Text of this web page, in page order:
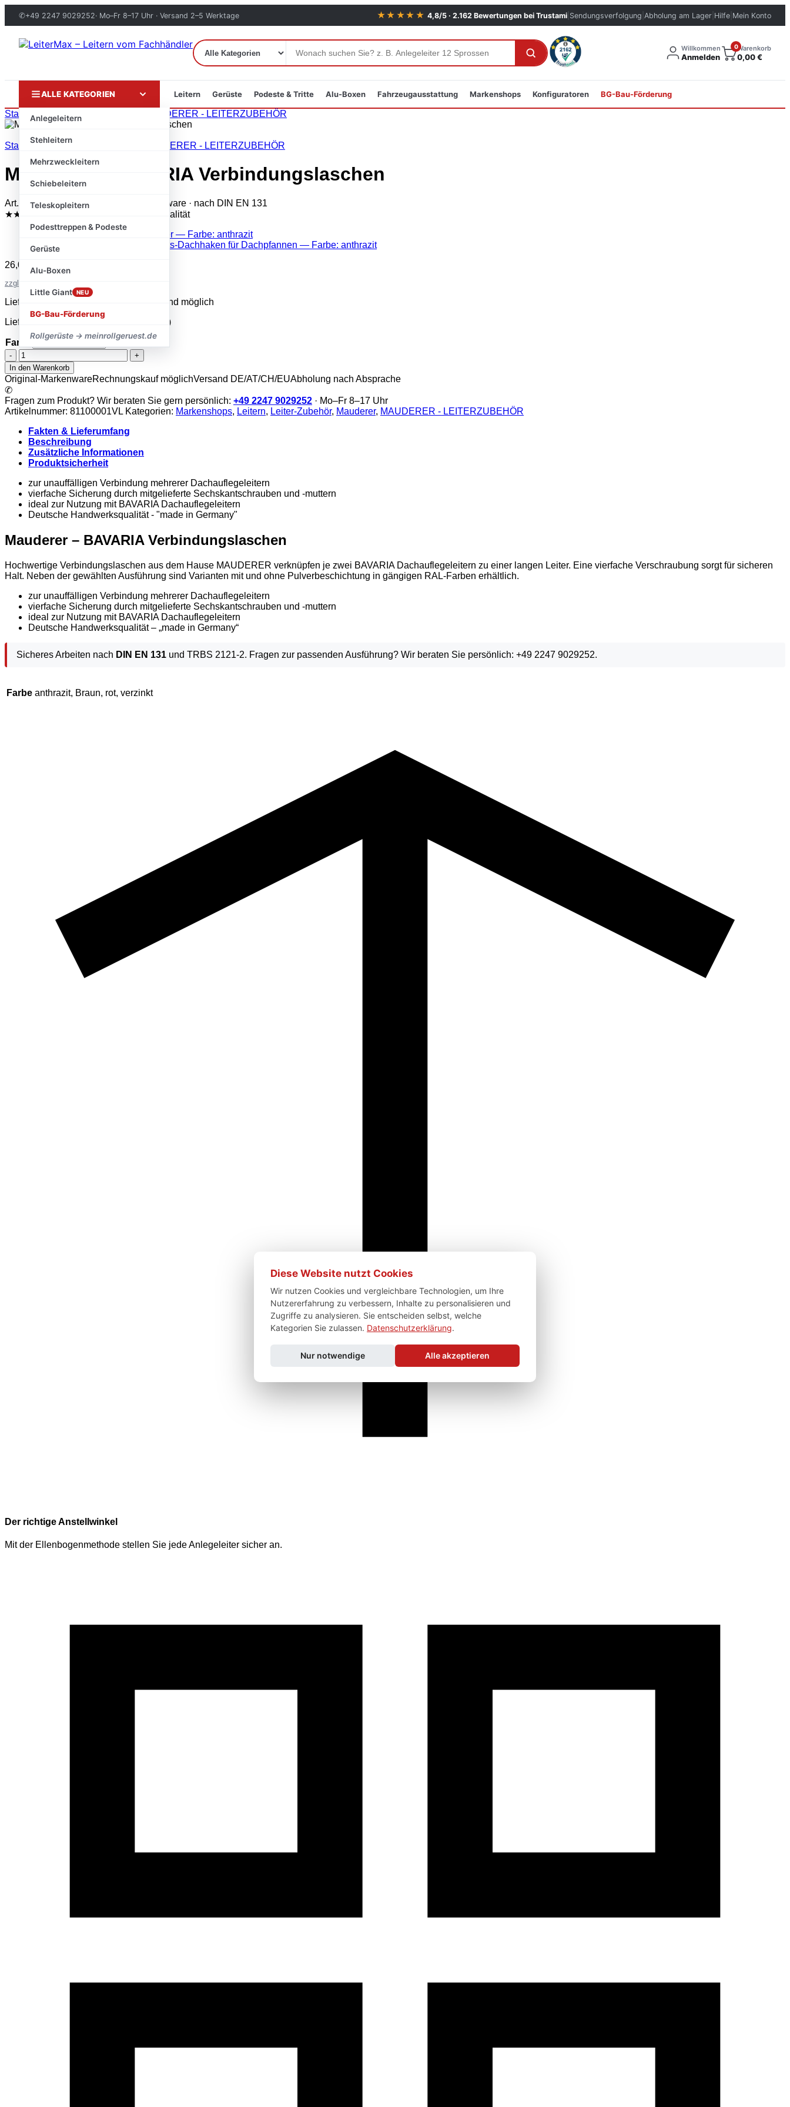
✆+49 2247 9029252· Mo–Fr 8–17 Uhr · Versand 2–5 Werktage ★★★★★ 4,8/5 · 2.162 Bewertungen bei Trustami Sendungsverfolgung Abholung am Lager Hilfe Mein Konto
Willkommen
Anmelden
0Warenkorb
0,00€
ALLE KATEGORIEN
Anlegeleitern
Stehleitern
Mehrzweckleitern
Schiebeleitern
Teleskopleitern
Podesttreppen & Podeste
Gerüste
Alu-Boxen
Little Giant NEU
BG-Bau-Förderung
Rollgerüste → meinrollgeruest.de
Leitern Gerüste Podeste & Tritte Alu-Boxen Fahrzeugausstattung Markenshops Konfiguratoren BG-Bau-Förderung
Zum
Inhalt
Start Markenshops MAUDERER - LEITERZUBEHÖR
Start Markenshops MAUDERER - LEITERZUBEHÖR
Mauderer – BAVARIA Verbindungslaschen
Art.-Nr.: 81100001VL · Original-Markenware · nach DIN EN 131
★★★★★
✓ Geprüfte Qualität
26,06
zzgl. Versandkosten
Lieferzeit 2–5 Werktage · Expressversand möglich
Lieferzeit:
sofort lieferbar (2-5 Werktage)
Farbe
Zurücksetzen
Mauderer
-
BAVARIA
Verbindungslaschen
In den Warenkorb
Original-MarkenwareRechnungskauf möglichVersand DE/AT/CH/EUAbholung nach Absprache
✆
Fragen zum Produkt? Wir beraten Sie gern persönlich: +49 2247 9029252 · Mo–Fr 8–17 Uhr
Artikelnummer: 81100001VL Kategorien: Markenshops, Leitern, Leiter-Zubehör, Mauderer, MAUDERER - LEITERZUBEHÖR
Fakten & Lieferumfang
Beschreibung
Zusätzliche Informationen
Produktsicherheit
zur unauffälligen Verbindung mehrerer Dachauflegeleitern
vierfache Sicherung durch mitgelieferte Sechskantschrauben und -muttern
ideal zur Nutzung mit BAVARIA Dachauflegeleitern
Deutsche Handwerksqualität - "made in Germany"
Mauderer – BAVARIA Verbindungslaschen
Hochwertige Verbindungslaschen aus dem Hause MAUDERER verknüpfen je zwei BAVARIA Dachauflegeleitern zu einer langen Leiter. Eine vierfache Verschraubung sorgt für sicheren
Halt. Neben der gewählten Ausführung sind Varianten mit und ohne Pulverbeschichtung in gängigen RAL-Farben erhältlich.
zur unauffälligen Verbindung mehrerer Dachauflegeleitern
vierfache Sicherung durch mitgelieferte Sechskantschrauben und -muttern
ideal zur Nutzung mit BAVARIA Dachauflegeleitern
Deutsche Handwerksqualität – „made in Germany“
Sicheres Arbeiten nach DIN EN 131 und TRBS 2121-2. Fragen zur passenden Ausführung? Wir beraten Sie persönlich: +49 2247 9029252.
Farbe anthrazit, Braun, rot, verzinkt
Der richtige Anstellwinkel
Mit der Ellenbogenmethode stellen Sie jede Anlegeleiter sicher an.
Diese Website nutzt Cookies
Wir nutzen Cookies und vergleichbare Technologien, um Ihre
Nutzererfahrung zu verbessern, Inhalte zu personalisieren und
Zugriffe zu analysieren. Sie entscheiden selbst, welche
Kategorien Sie zulassen. Datenschutzerklärung.
Nur notwendige Alle akzeptieren